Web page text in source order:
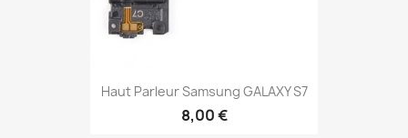
Haut Parleur Samsung GALAXY S7
8,00 €